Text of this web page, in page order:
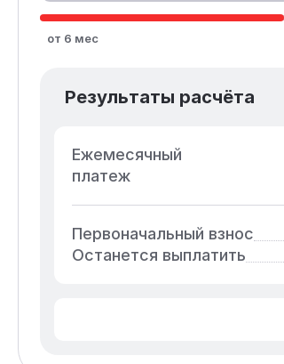
от 6 мес
Результаты расчёта
Ежемесячный
платеж
Первоначальный взнос
Останется выплатить